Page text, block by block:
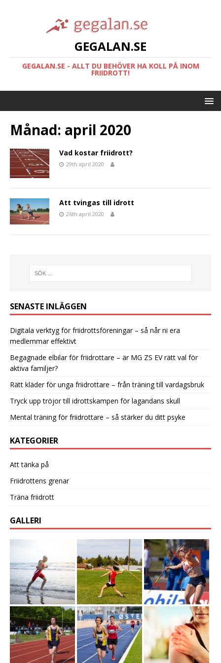
GEGALAN.SE
GEGALAN.SE - ALLT DU BEHÖVER HA KOLL PÅ INOM
FRIIDROTT!
Månad: april 2020
Vad kostar friidrott?
29th april 2020
Att tvingas till idrott
26th april 2020
SENASTE INLÄGGEN
Digitala verktyg för friidrottsföreningar – så når ni era
medlemmar effektivt
Begagnade elbilar för friidrottare – är MG ZS EV rätt val för
aktiva familjer?
Rätt kläder för unga friidrottare – från träning till vardagsbruk
Tryck upp tröjor till idrottskampen för lagandans skull
Mental träning för friidrottare – så stärker du ditt psyke
KATEGORIER
Att tänka på
Friidrottens grenar
Träna friidrott
GALLERI